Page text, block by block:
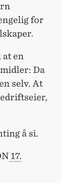
for
en
Da
selv. At
å si.
17.